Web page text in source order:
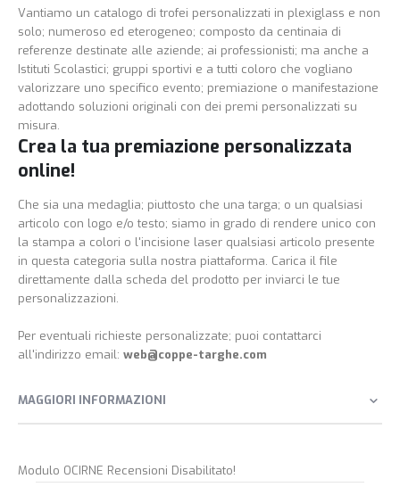
Vantiamo un catalogo di trofei personalizzati in plexiglass e non
solo; numeroso ed eterogeneo; composto da centinaia di
referenze destinate alle aziende; ai professionisti; ma anche a
Istituti Scolastici; gruppi sportivi e a tutti coloro che vogliano
valorizzare uno specifico evento; premiazione o manifestazione
adottando soluzioni originali con dei premi personalizzati su
misura.
Crea la tua premiazione personalizzata
online!
Che sia una medaglia; piuttosto che una targa; o un qualsiasi
articolo con logo e/o testo; siamo in grado di rendere unico con
la stampa a colori o l'incisione laser qualsiasi articolo presente
in questa categoria sulla nostra piattaforma. Carica il file
direttamente dalla scheda del prodotto per inviarci le tue
personalizzazioni.
Per eventuali richieste personalizzate; puoi contattarci
all'indirizzo email: web@coppe-targhe.com
MAGGIORI INFORMAZIONI
Modulo OCIRNE Recensioni Disabilitato!